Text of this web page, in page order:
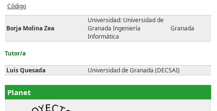
Código
Borja Molina Zea
Universidad: Universidad de
Granada Ingeniería
Informática
Granada
Tutor/a
Luis Quesada Universidad de Granada (DECSAI)
Planet